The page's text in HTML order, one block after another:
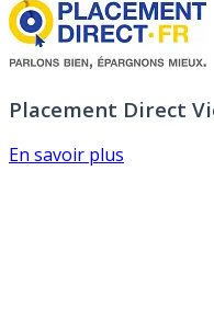
Placement Direct Vie
En savoir plus